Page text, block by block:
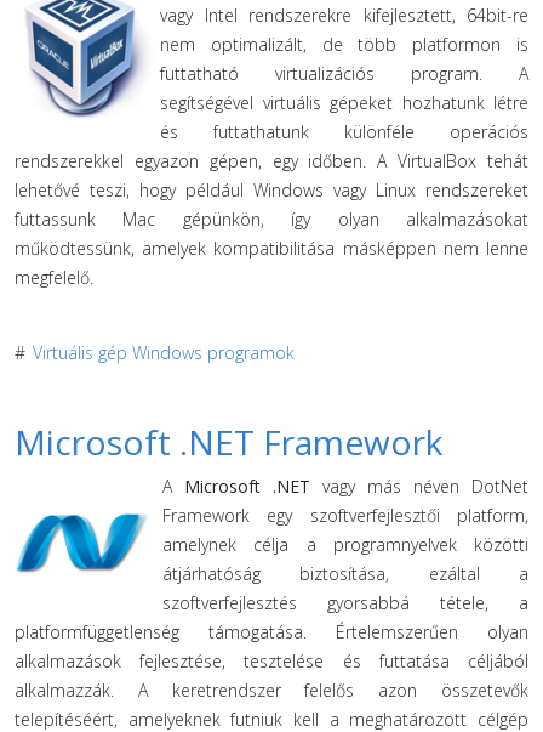
vagy Intel rendszerekre kifejlesztett, 64bit-re
nem optimalizált, de több platformon is
futtatható virtualizációs program. A
segítségével virtuális gépeket hozhatunk létre
és futtathatunk különféle operációs
rendszerekkel egyazon gépen, egy időben. A VirtualBox tehát
lehetővé teszi, hogy például Windows vagy Linux rendszereket
futtassunk Mac gépünkön, így olyan alkalmazásokat
működtessünk, amelyek kompatibilitása másképpen nem lenne
megfelelő.
# Virtuális gép Windows programok
Microsoft .NET Framework
A Microsoft .NET vagy más néven DotNet
Framework egy szoftverfejlesztői platform,
amelynek célja a programnyelvek közötti
átjárhatóság biztosítása, ezáltal a
szoftverfejlesztés gyorsabbá tétele, a
platformfüggetlenség támogatása. Értelemszerűen olyan
alkalmazások fejlesztése, tesztelése és futtatása céljából
alkalmazzák. A keretrendszer felelős azon összetevők
telepítéséért, amelyeknek futniuk kell a meghatározott célgép